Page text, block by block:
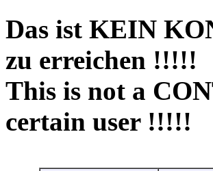
Das ist KEIN
zu erreichen !!!!!
This is not a
certain user !!!!!